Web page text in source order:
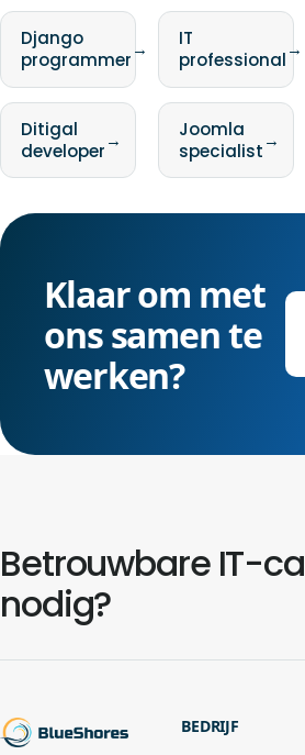
Django
programmer→
IT
professional→
Ditigal
developer→
Joomla
specialist→
Klaar om met
ons samen te
werken?
Betrouwbare IT-
nodig?
BEDRIJF